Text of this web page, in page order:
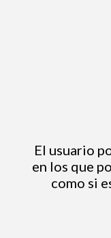
El usuario
en los que
como si